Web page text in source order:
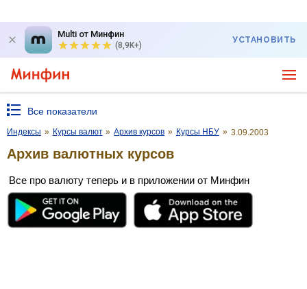
Multi от Минфин
(8,9K+)
УСТАНОВИТЬ
Все показатели
Индексы » Курсы валют » Архив курсов » Курсы НБУ » 3.09.2003
Архив валютных курсов
Все про валюту теперь и в приложении от Минфин